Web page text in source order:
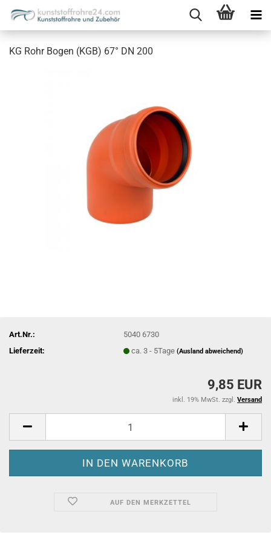
KG Rohr Bogen (KGB) 67° DN 200
Art.Nr.:
5040 6730
Lieferzeit:
ca. 3 - 5Tage(Ausland abweichend)
9,85 EUR
inkl. 19% MwSt. zzgl. Versand
AUF DEN MERKZETTEL